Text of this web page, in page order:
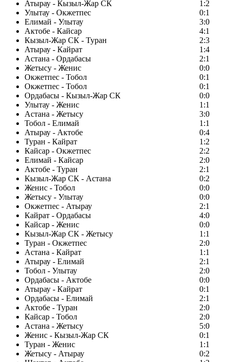
Атырау - Кызыл-Жар СК
1:2
Улытау - Окжетпес
0:1
Елимай - Улытау
3:0
Актобе - Кайсар
4:1
Кызыл-Жар СК - Туран
2:3
Атырау - Кайрат
1:4
Астана - Ордабасы
2:1
Жетысу - Женис
0:0
Окжетпес - Тобол
0:1
Окжетпес - Тобол
0:1
Ордабасы - Кызыл-Жар СК
0:0
Улытау - Женис
1:1
Астана - Жетысу
3:0
Тобол - Елимай
1:1
Атырау - Актобе
0:4
Туран - Кайрат
1:2
Кайсар - Окжетпес
2:2
Елимай - Кайсар
2:0
Актобе - Туран
2:1
Кызыл-Жар СК - Астана
0:2
Женис - Тобол
0:0
Жетысу - Улытау
0:0
Окжетпес - Атырау
2:1
Кайрат - Ордабасы
4:0
Кайсар - Женис
0:0
Кызыл-Жар СК - Жетысу
1:1
Туран - Окжетпес
2:0
Астана - Кайрат
1:1
Атырау - Елимай
2:1
Тобол - Улытау
2:0
Ордабасы - Актобе
0:0
Атырау - Кайрат
0:1
Ордабасы - Елимай
2:1
Актобе - Туран
2:0
Кайсар - Тобол
2:0
Астана - Жетысу
5:0
Женис - Кызыл-Жар СК
0:1
Туран - Женис
1:1
Жетысу - Атырау
0:2